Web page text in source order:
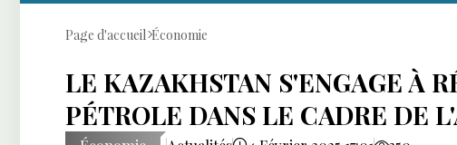
Page d'accueil Économie
LE KAZAKHSTAN S'ENGAGE À
PÉTROLE DANS LE CADRE DE